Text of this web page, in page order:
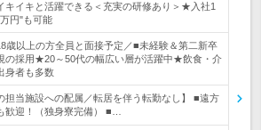
キイキと活躍できる＜充実の研修あり＞★入社1
円"も可能
歳以上の方全員と面接予定／■未経験＆第二新卒
の採用★20～50代の幅広い層が活躍中★飲食・介
身者も多数
担当施設への配属／転居を伴う転勤なし】 ■遠方
歓迎！（独身寮完備） ■…